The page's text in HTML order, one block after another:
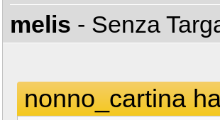
melis - Senza
nonno_cartina